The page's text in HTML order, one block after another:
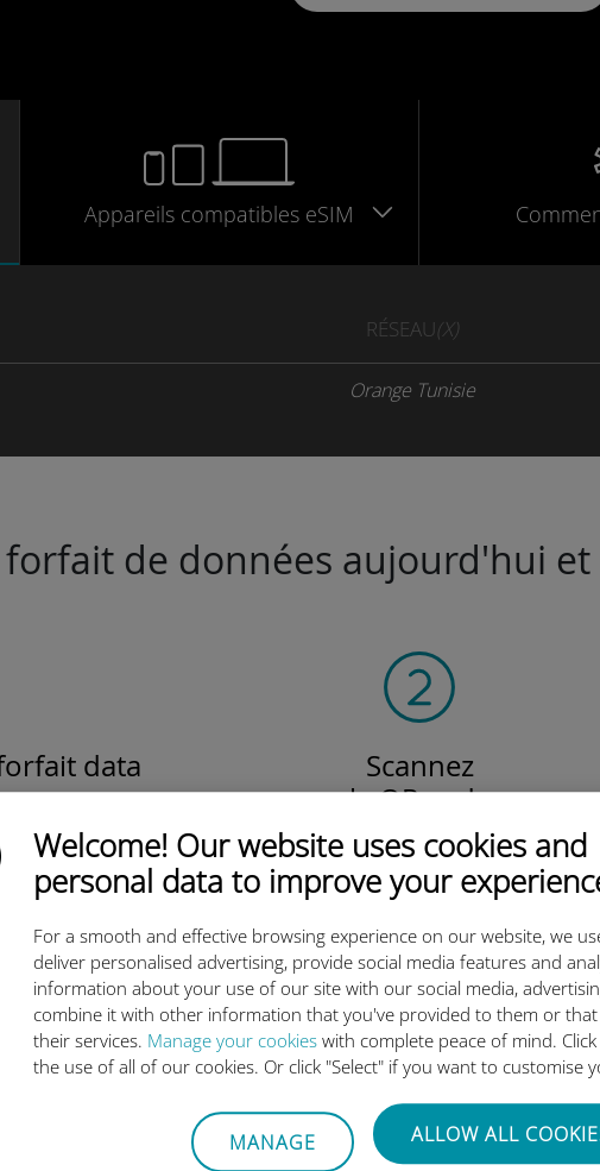
Welcome! Our website uses cookies and
personal data to improve your
For a smooth and effective browsing experience on our website, we
deliver personalised advertising, provide social media features and
information about your use of our site with our social media,
combine it with other information that you've provided to them or
their services. Manage your cookies with complete peace of mind.
the use of all of our cookies. Or click "Select" if you want to customise
MANAGE ALLOW ALL
Appareils compatibles eSIM
RÉSEAU(X)
Orange Tunisie
forfait de données aujourd'hui
data
Scannez
le QR code
pour activer votre forfait
et installer l'eSIM Ubigi.
Efficace !
Pourquoi l'eSIM internationale